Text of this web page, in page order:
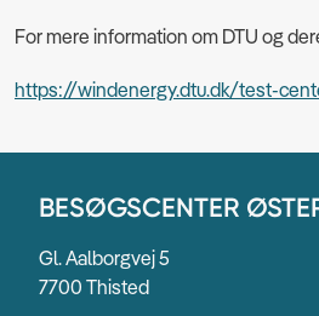
For mere information om DTU og
https://windenergy.dtu.dk/test-
BESØGSCENTER
Gl. Aalborgvej 5
7700 Thisted